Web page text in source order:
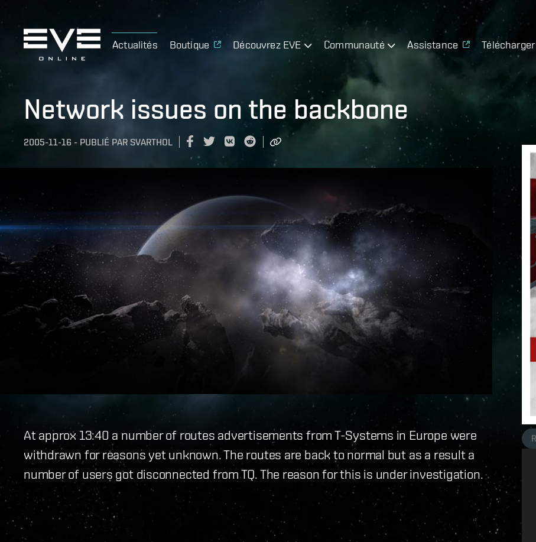
Actualités Boutique Découvrez EVE Communauté Assistance Télécharger
Network issues on the backbone
2005-11-16 - PUBLIÉ PAR SVARTHOL
At approx 13:40 a number of routes advertisements from T-Systems in Europe were
withdrawn for reasons yet unknown. The routes are back to normal but as a result a
number of users got disconnected from TQ. The reason for this is under investigation.